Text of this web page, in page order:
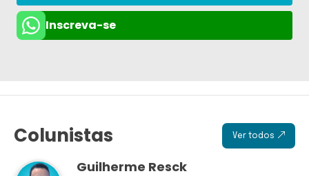
Inscreva-se
Colunistas Ver todos
Guilherme Resck